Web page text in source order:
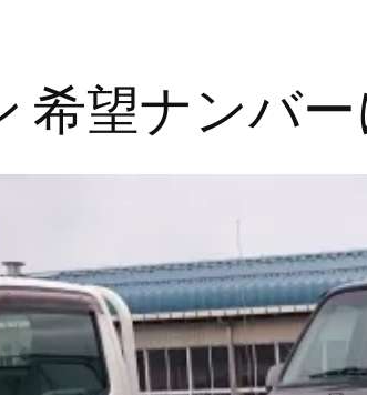
希望ナンバー